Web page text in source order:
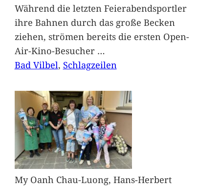
Während die letzten Feierabendsportler
ihre Bahnen durch das große Becken
ziehen, strömen bereits die ersten Open-
Air-Kino-Besucher …
Bad Vilbel, Schlagzeilen
My Oanh Chau-Luong, Hans-Herbert